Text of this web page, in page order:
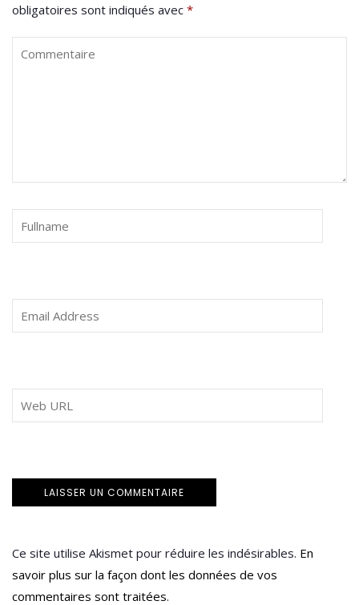
obligatoires sont indiqués avec *
Ce site utilise Akismet pour réduire les indésirables. En
savoir plus sur la façon dont les données de vos
commentaires sont traitées.